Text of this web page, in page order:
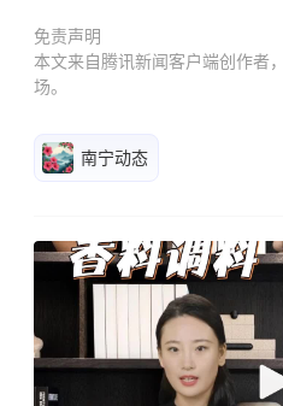
免责声明
本文来自腾讯新闻客户端创作者
场。
南宁动态